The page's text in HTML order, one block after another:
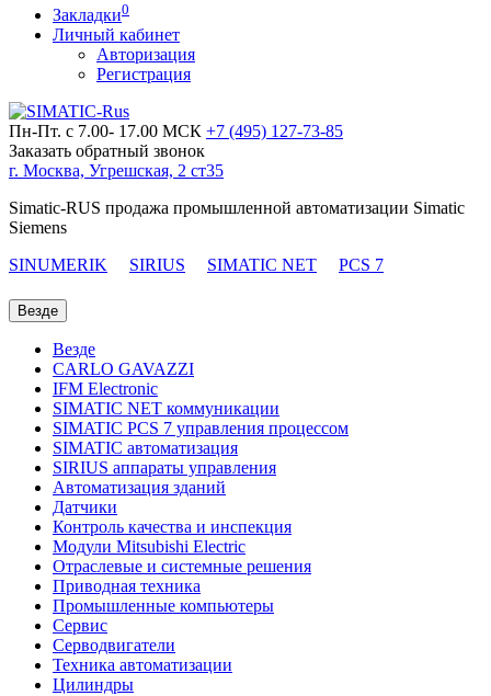
Закладки0
Личный кабинет
Авторизация
Регистрация
Пн-Пт. с 7.00- 17.00 МСК +7 (495) 127-73-85
Заказать обратный звонок
г. Москва, Угрешская, 2 ст35
Simatic-RUS продажа промышленной автоматизации Simatic
Siemens
SINUMERIK
SIRIUS SIMATIC NET PCS 7
Везде
Везде
CARLO GAVAZZI
IFM Electronic
SIMATIC NET коммуникации
SIMATIC PCS 7 управления процессом
SIMATIC автоматизация
SIRIUS аппараты управления
Автоматизация зданий
Датчики
Контроль качества и инспекция
Модули Mitsubishi Electric
Отраслевые и системные решения
Приводная техника
Промышленные компьютеры
Сервис
Серводвигатели
Техника автоматизации
Цилиндры